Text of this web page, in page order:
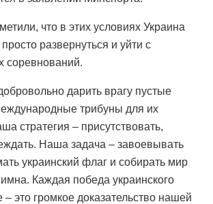
что в этих условиях Украина
развернуться и уйти с
соревнований.
дарить врагу пустые
трибуны для их
стратегия – присутствовать,
Наша задача – завоевывать
украинский флаг и собирать мир
Каждая победа украинского
– это громкое доказательство нашей